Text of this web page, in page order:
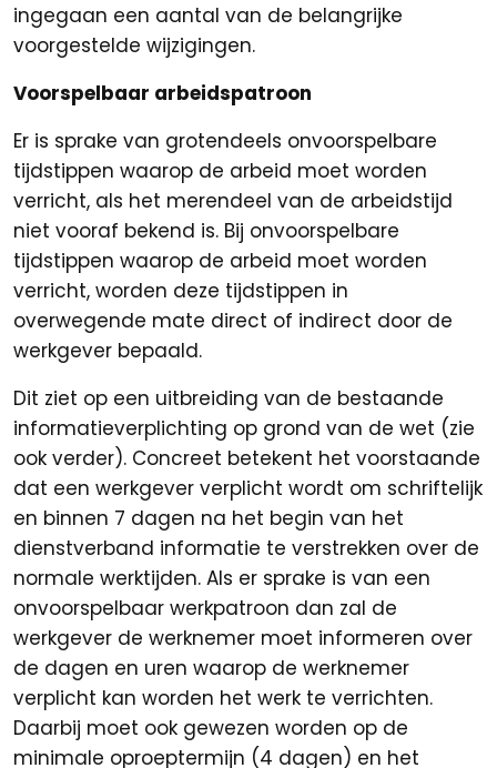
ingegaan een aantal van de belangrijke
voorgestelde wijzigingen.
Voorspelbaar arbeidspatroon
Er is sprake van grotendeels onvoorspelbare
tijdstippen waarop de arbeid moet worden
verricht, als het merendeel van de arbeidstijd
niet vooraf bekend is. Bij onvoorspelbare
tijdstippen waarop de arbeid moet worden
verricht, worden deze tijdstippen in
overwegende mate direct of indirect door de
werkgever bepaald.
Dit ziet op een uitbreiding van de bestaande
informatieverplichting op grond van de wet (zie
ook verder). Concreet betekent het voorstaande
dat een werkgever verplicht wordt om schriftelijk
en binnen 7 dagen na het begin van het
dienstverband informatie te verstrekken over de
normale werktijden. Als er sprake is van een
onvoorspelbaar werkpatroon dan zal de
werkgever de werknemer moet informeren over
de dagen en uren waarop de werknemer
verplicht kan worden het werk te verrichten.
Daarbij moet ook gewezen worden op de
minimale oproeptermijn (4 dagen) en het